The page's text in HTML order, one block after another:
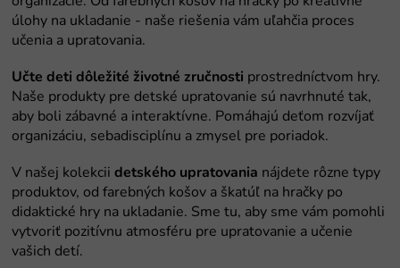
Učte deti dôležité životné zručnosti
detského upratovania